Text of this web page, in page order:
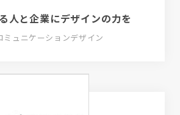
人と企業にデザインの力を
ミュニケーションデザイン